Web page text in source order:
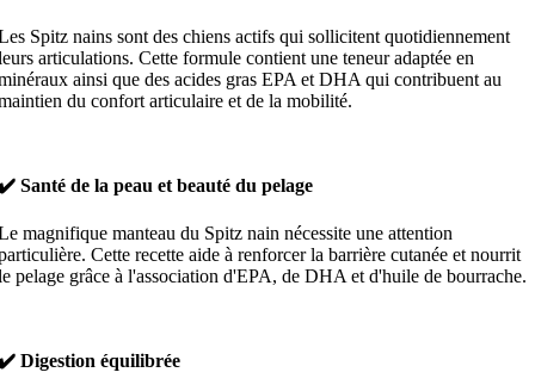
Spitz nains sont des chiens actifs qui sollicitent quotidiennement
articulations. Cette formule contient une teneur adaptée en
ainsi que des acides gras EPA et DHA qui contribuent au
du confort articulaire et de la mobilité.
Santé de la peau et beauté du pelage
magnifique manteau du Spitz nain nécessite une attention
Cette recette aide à renforcer la barrière cutanée et nourrit
pelage grâce à l'association d'EPA, de DHA et d'huile de bourrache.
Digestion équilibrée